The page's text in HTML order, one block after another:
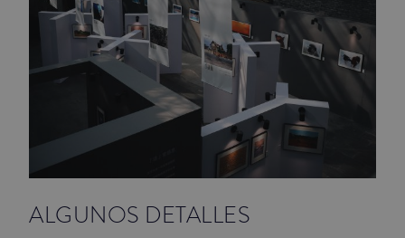
ALGUNOS DETALLES